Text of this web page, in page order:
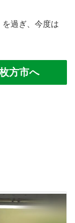
を過ぎ、今度は
方市へ